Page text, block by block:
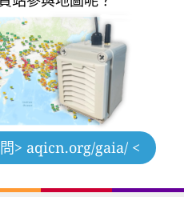
> aqicn.org/gaia/ <